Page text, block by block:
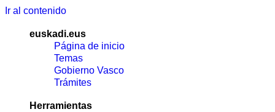
Ir al contenido
euskadi.eus
Página de inicio
Temas
Gobierno Vasco
Trámites
Herramientas